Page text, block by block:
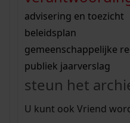
bouwvergunningen
vergunningen
beeld en geluid
uitleg nodig?
Wij helpen u op weg
bekijk alle zoektips
Wij helpen u op weg
bekijk alle zoektips
bekijk ons
advisering en toezicht
beleidsplan
gemeenschappelijke
publiek jaarverslag
steun het
U kunt ook Vriend
Mijn Studiezaal (inloggen)